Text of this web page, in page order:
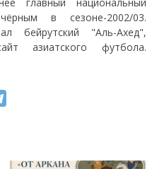
в сезоне-2002/03.
бейрутский "Аль-Ахед",
азиатского футбола.